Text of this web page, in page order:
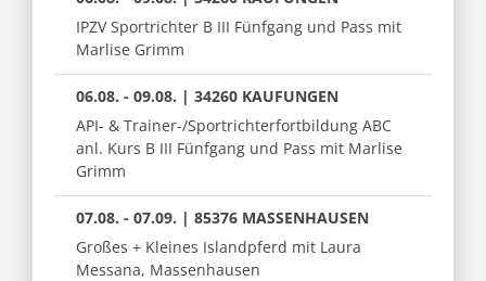
IPZV Sportrichter B III Fünfgang und Pass mit
Marlise Grimm
06.08. - 09.08. | 34260 KAUFUNGEN
API- & Trainer-/Sportrichterfortbildung ABC
anl. Kurs B III Fünfgang und Pass mit Marlise
Grimm
07.08. - 07.09. | 85376 MASSENHAUSEN
Großes + Kleines Islandpferd mit Laura
Messana, Massenhausen